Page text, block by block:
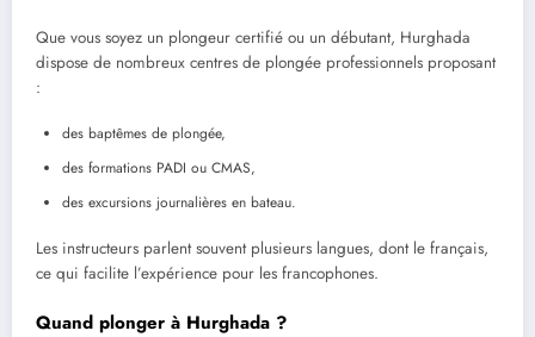
Que vous soyez un plongeur certifié ou un débutant, Hurghada
dispose de nombreux centres de plongée professionnels proposant
:
des baptêmes de plongée,
des formations PADI ou CMAS,
des excursions journalières en bateau.
Les instructeurs parlent souvent plusieurs langues, dont le français,
ce qui facilite l’expérience pour les francophones.
Quand plonger à Hurghada ?